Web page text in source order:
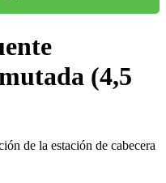
(4,5
de la estación de cabecera